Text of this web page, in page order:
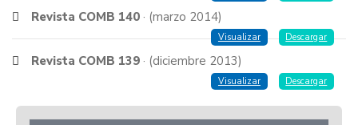
Revista COMB 140 · (marzo 2014)
Visualizar Descargar
Revista COMB 139 · (diciembre 2013)
Visualizar Descargar